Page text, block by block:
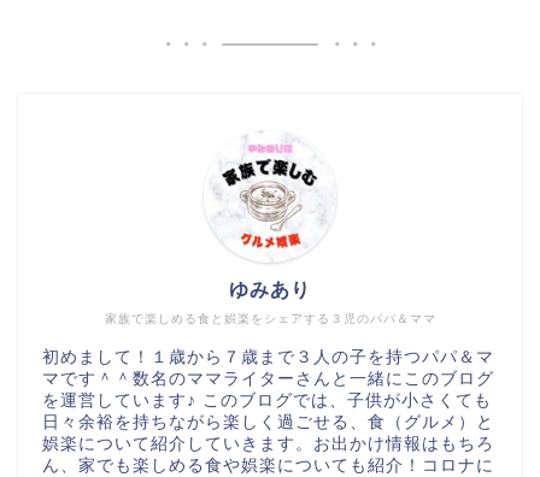
家族で楽しめる食と娯楽をシェアする３児のパパ＆ママ
ゆみあり
初めまして！１歳から７歳まで３人の子を持つパパ＆マ
マです＾＾数名のママライターさんと一緒にこのブログ
を運営しています♪ このブログでは、子供が小さくても
日々余裕を持ちながら楽しく過ごせる、食（グルメ）と
娯楽について紹介していきます。お出かけ情報はもちろ
ん、家でも楽しめる食や娯楽についても紹介！コロナに